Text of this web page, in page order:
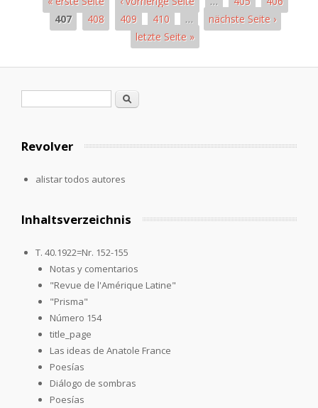
407
408 409 410 …
nächste Seite ›
letzte Seite »
Formulario de búsqueda
Buscar
Revolver
alistar todos autores
Inhaltsverzeichnis
T. 40.1922=Nr. 152-155
Notas y comentarios
"Revue de l'Amérique Latine"
"Prisma"
Número 154
title_page
Las ideas de Anatole France
Poesías
Diálogo de sombras
Poesías